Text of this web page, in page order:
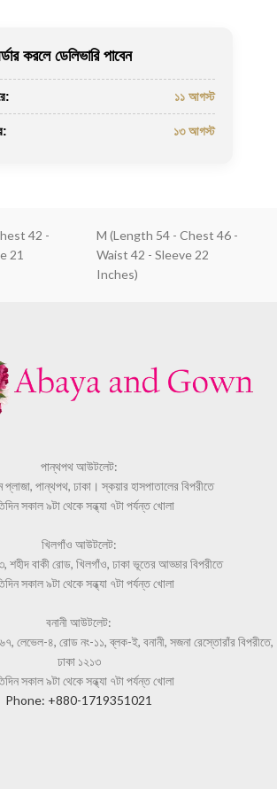
করলে ডেলিভারি পাবেন
১১ আগস্ট
১৩ আগস্ট
42 -
21
M (Length 54 - Chest 46 -
Waist 42 - Sleeve 22
Inches)
পান্থপথ আউটলেট:
প্লাজা, পান্থপথ, ঢাকা। স্কয়ার হাসপাতালের বিপরীতে
সকাল ৯টা থেকে সন্ধ্যা ৭টা পর্যন্ত খোলা
খিলগাঁও আউটলেট:
শহীদ বাকী রোড, খিলগাঁও, ঢাকা ভূতের আড্ডার বিপরীতে
সকাল ৯টা থেকে সন্ধ্যা ৭টা পর্যন্ত খোলা
বনানী আউটলেট:
লেভেল-৪, রোড নং-১১, ব্লক-ই, বনানী, সজনা রেস্তোরাঁর বিপরীতে,
ঢাকা ১২১৩
সকাল ৯টা থেকে সন্ধ্যা ৭টা পর্যন্ত খোলা
Phone: +880-1719351021